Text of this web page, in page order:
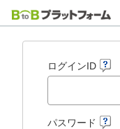
ログインID
パスワード